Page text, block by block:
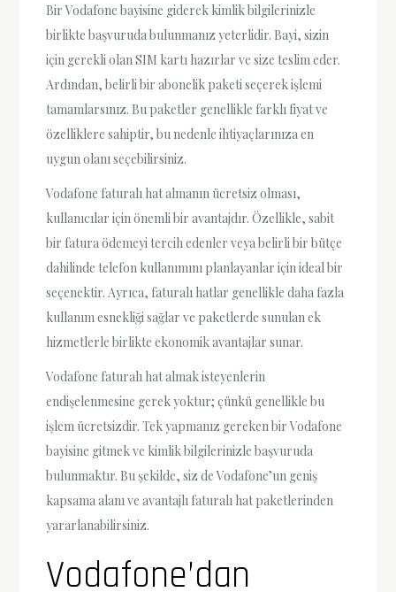
Bir Vodafone bayisine giderek kimlik bilgilerinizle
birlikte başvuruda bulunmanız yeterlidir. Bayi, sizin
için gerekli olan SIM kartı hazırlar ve size teslim eder.
Ardından, belirli bir abonelik paketi seçerek işlemi
tamamlarsınız. Bu paketler genellikle farklı fiyat ve
özelliklere sahiptir, bu nedenle ihtiyaçlarınıza en
uygun olanı seçebilirsiniz.
Vodafone faturalı hat almanın ücretsiz olması,
kullanıcılar için önemli bir avantajdır. Özellikle, sabit
bir fatura ödemeyi tercih edenler veya belirli bir bütçe
dahilinde telefon kullanımını planlayanlar için ideal bir
seçenektir. Ayrıca, faturalı hatlar genellikle daha fazla
kullanım esnekliği sağlar ve paketlerde sunulan ek
hizmetlerle birlikte ekonomik avantajlar sunar.
Vodafone faturalı hat almak isteyenlerin
endişelenmesine gerek yoktur; çünkü genellikle bu
işlem ücretsizdir. Tek yapmanız gereken bir Vodafone
bayisine gitmek ve kimlik bilgilerinizle başvuruda
bulunmaktır. Bu şekilde, siz de Vodafone’un geniş
kapsama alanı ve avantajlı faturalı hat paketlerinden
yararlanabilirsiniz.
Vodafone’dan